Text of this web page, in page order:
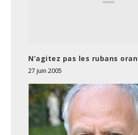
N’agitez pas les rubans
27 juin 2005